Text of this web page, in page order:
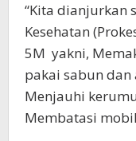
“Kita dianjurkan
Kesehatan
5M yakni,
pakai sabun
Menjauhi
Membatasi